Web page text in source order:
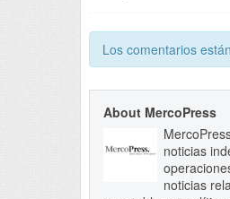
Los comentarios
About MercoPress
noticias
noticias